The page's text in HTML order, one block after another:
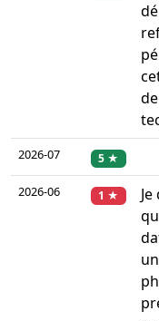
2026-07 5 ★
2026-06 1 ★